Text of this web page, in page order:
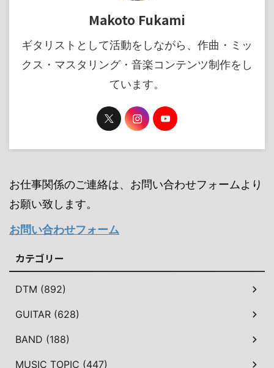
Makoto Fukami
ギタリストとして活動をしながら、作曲・ミッ
クス・マスタリング・音楽コンテンツ制作をし
ています。
お仕事関係のご連絡は、お問い合わせフォームより
お願い致します。
お問い合わせフォーム
カテゴリー
DTM (892)
GUITAR (628)
BAND (188)
MUSIC TOPIC (447)